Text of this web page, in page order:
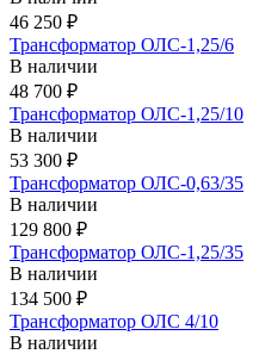
46 250 ₽
Трансформатор ОЛС-1,25/6
В наличии
48 700 ₽
Трансформатор ОЛС-1,25/10
В наличии
53 300 ₽
Трансформатор ОЛС-0,63/35
В наличии
129 800 ₽
Трансформатор ОЛС-1,25/35
В наличии
134 500 ₽
Трансформатор ОЛС 4/10
В наличии